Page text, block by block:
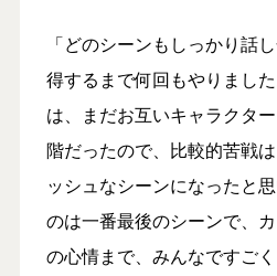
「どのシーンもしっかり話
得するまで何回もやりまし
は、まだお互いキャラクタ
階だったので、比較的苦戦
ッシュなシーンになったと
のは一番最後のシーンで、
の心情まで、みんなですご